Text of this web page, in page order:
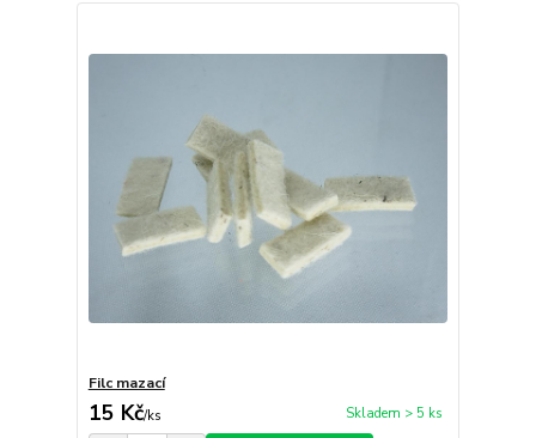
Filc mazací
15 Kč/ks Skladem > 5 ks